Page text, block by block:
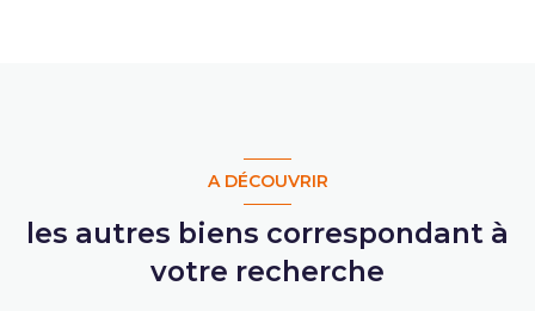
A DÉCOUVRIR
les autres biens correspondant à
votre recherche